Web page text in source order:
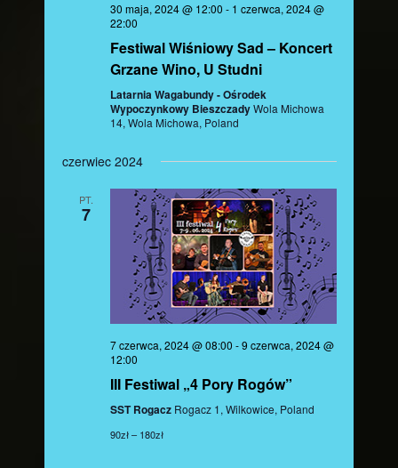
30 maja, 2024 @ 12:00 - 1 czerwca, 2024 @
22:00
Festiwal Wiśniowy Sad – Koncert
Grzane Wino, U Studni
Latarnia Wagabundy - Ośrodek
Wypoczynkowy BieszczadyWola Michowa
14, Wola Michowa, Poland
czerwiec 2024
PT.
7
7 czerwca, 2024 @ 08:00 -9 czerwca, 2024 @
12:00
III Festiwal „4 Pory Rogów”
SST Rogacz Rogacz 1, Wilkowice, Poland
90zł – 180zł